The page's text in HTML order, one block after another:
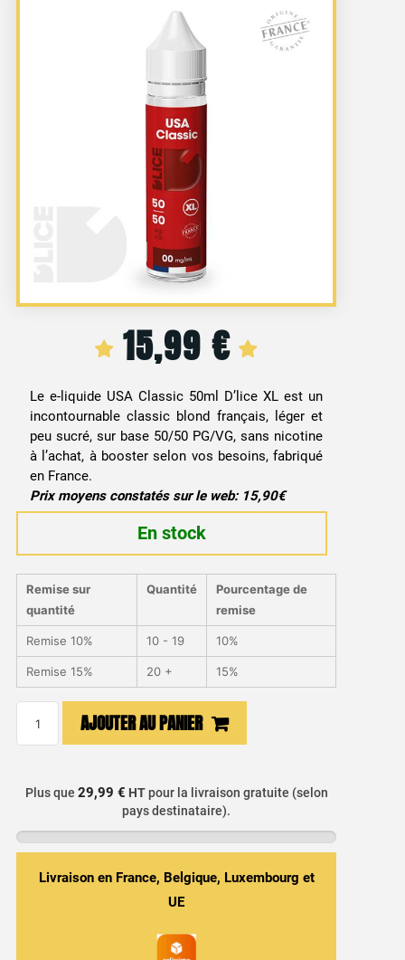
15,99 €
Le e-liquide USA Classic 50ml D’lice XL est un
incontournable classic blond français, léger et
peu sucré, sur base 50/50 PG/VG, sans nicotine
à l’achat, à booster selon vos besoins, fabriqué
en France.
Prix moyens constatés sur le web: 15,90€
En stock
Remise sur
quantité
Quantité
Pourcentage de
remise
Remise 10% 10 - 19 10%
Remise 15% 20 + 15%
50ml
AJOUTER AU PANIER
Plus que 29,99 € HTpour la livraison gratuite (selon
pays destinataire).
Livraison en France, Belgique, Luxembourg et
UE